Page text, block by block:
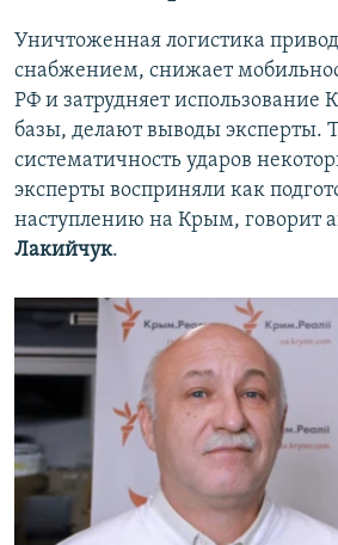
Уничтоженная логистика
снабжением, снижает
РФ и затрудняет использование
базы, делают выводы эксперты.
систематичность ударов
эксперты восприняли как
наступлению на Крым, говорит
Лакийчук.